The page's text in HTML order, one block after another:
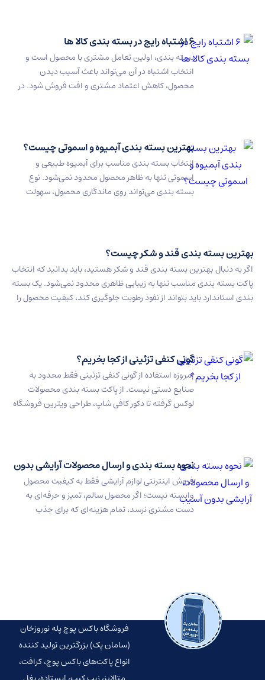
دار و پاکت […]
بسته‌ بندی، اولین تعامل مشتری با محصول است و
انتخاب اشتباه در آن می‌تواند باعث آسیب دیدن
محصول، کاهش اعتماد مشتری و افت فروش شود. در
چیزی است که […]
بهترین بسته بندی آبمیوه و اسموتی چیست؟
انتخاب بسته‌ بندی مناسب برای آبمیوه طبیعی و
اسموتی تنها به ظاهر محصول محدود نمی‌شود. نوع
بسته‌ بندی می‌تواند روی ماندگاری محصول، سهولت
حوزه نوشیدنی به دنبال راهکاری هستند که علاوه بر […]
قند و شکر چیست؟
بسته بندی قند و شکر هستید، باید بدانید که انتخاب
تنها به زیبایی ظاهری محدود نمی‌شود. یک بسته
بتواند از نفوذ رطوبت جلوگیری کند، کیفیت محصول را
گونی کنفی تزئینی از کجا بخریم؟
امروزه استفاده از گونی کنفی تزئینی فقط محدود به
صنایع دستی نیست. از پاکت بسته‌ بندی محصولات
لوکس گرفته تا دکور کافی‌ شاپ، طراحی ویترین فروشگاه
صنعتی […]
نحوه بسته بندی و ارسال محصولات آرایشی بدون
آسیب
فروش اینترنتی لوازم آرایشی فقط به کیفیت محصول
وابسته نیست؛ اگر محصول سالم، تمیز و حرفه‌ای به
دست مشتری نرسد، تمام هزینه‌ای که برای جذب
فروشگاه باکس پوچ پله نوروزخان
(سامان پک) بزرگترین تولید کننده
انواع پاکت‌‌های باکس پوچ، کرافت،